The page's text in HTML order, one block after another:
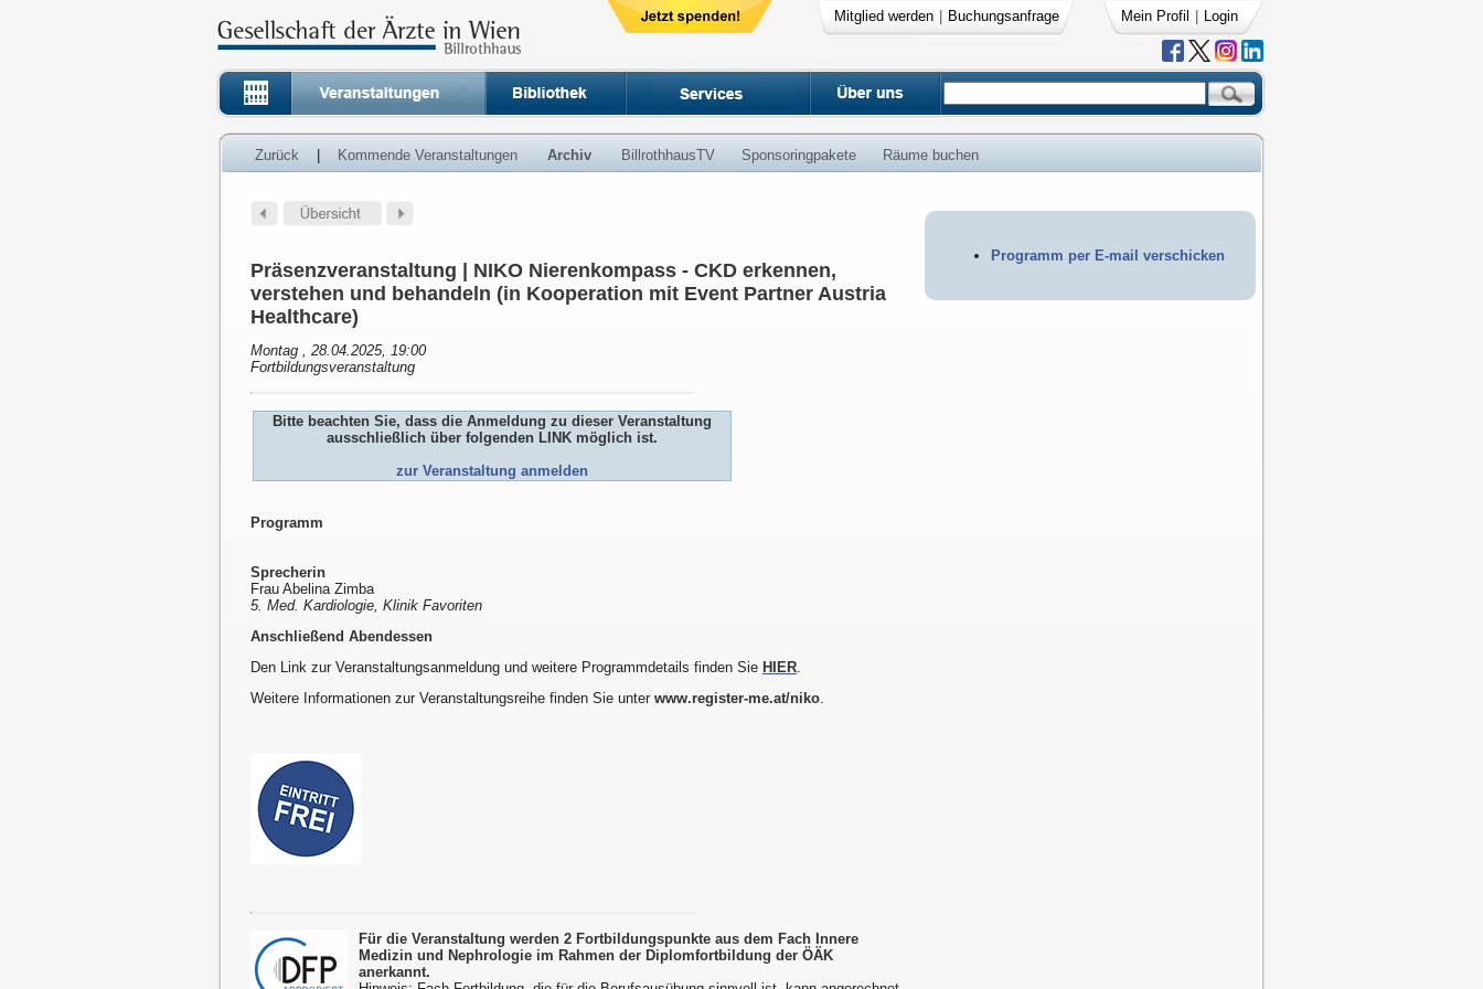
Mitglied werden Buchungsanfrage Mein Profil Login
Zurück Kommende Veranstaltungen Archiv BillrothhausTV Sponsoringpakete Räume buchen
Programm per E-mail verschicken
Präsenzveranstaltung | NIKO Nierenkompass - CKD erkennen,
verstehen und behandeln (in Kooperation mit Event Partner Austria
Healthcare)
Montag , 28.04.2025, 19:00
Fortbildungsveranstaltung
Bitte beachten Sie, dass die Anmeldung zu dieser Veranstaltung
ausschließlich über folgenden LINK möglich ist.
zur Veranstaltung anmelden
Programm
Sprecherin
Frau Abelina Zimba
5. Med. Kardiologie, Klinik Favoriten
Anschließend Abendessen
Den Link zur Veranstaltungsanmeldung und weitere Programmdetails finden Sie HIER.
Weitere Informationen zur Veranstaltungsreihe finden Sie unter www.register-me.at/niko.
Für die Veranstaltung werden 2 Fortbildungspunkte aus dem Fach Innere
Medizin und Nephrologie im Rahmen der Diplomfortbildung der ÖÄK
anerkannt.